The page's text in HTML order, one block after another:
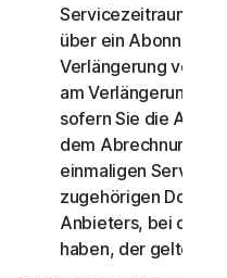
Servicezeitraums
über ein
Verlängerung
am
sofern Sie die
dem
einmaligen Service
zugehörigen
Anbieters, bei dem
haben, der geltende